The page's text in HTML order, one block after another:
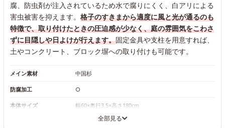
腐、防虫剤が注入されているため水で腐りにくく、白アリによる
害虫被害を抑えます。 格子のすきまから適度に風と光が通るのも
特徴で、取り付けたときの圧迫感が少なく、庭の雰囲気をこわさ
ずに目隠しや日よけが行えます。固定金具や支柱を用意すれば、
土やコンクリート、ブロック塀への取り付けも可能です。
メイン素材 中国杉
防腐加工 ○
本体サイズ 幅60×奥行3.5×高さ180cm
全部見る